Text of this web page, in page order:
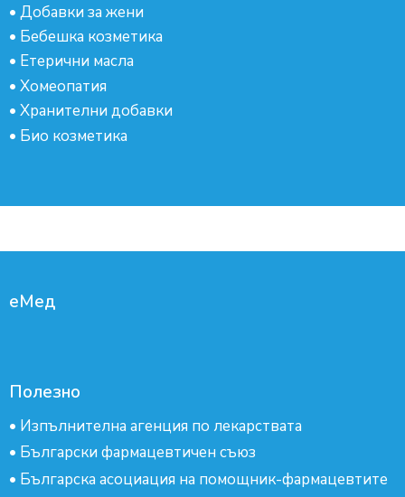
• Добавки за жени
• Бебешка козметика
• Етерични масла
• Хомеопатия
• Хранителни добавки
• Био козметика
еМед
Полезно
• Изпълнителна агенция по лекарствата
• Български фармацевтичен съюз
• Българска асоциация на помощник-фармацевтите